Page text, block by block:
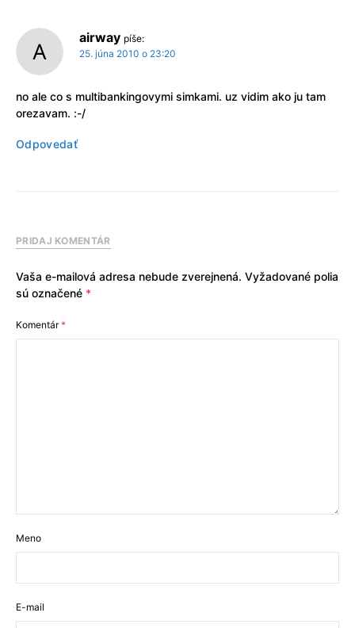
airway píše:
25. júna 2010 o 23:20
no ale co s multibankingovymi simkami. uz vidim ako ju tam
orezavam. :-/
Odpovedať
PRIDAJ KOMENTÁR
Vaša e-mailová adresa nebude zverejnená. Vyžadované polia
sú označené *
Komentár*
Meno
E-mail